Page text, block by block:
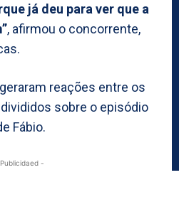
já deu para ver que a
, afirmou o concorrente,
reações entre os
sobre o episódio
Fábio.
-